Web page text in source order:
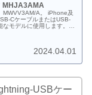
MHJA3AMA
MWVV3AM/A。 iPhone及
CケーブルまたはUSB-
モデルに使用します。
2024.04.01
USBケー